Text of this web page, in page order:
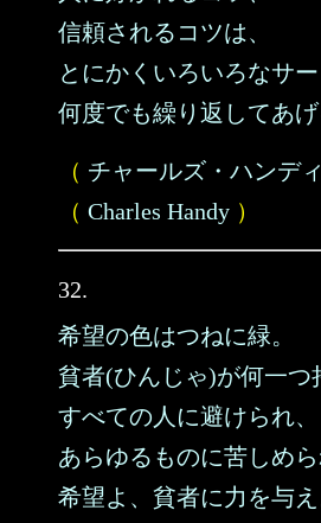
信頼されるコツは、
とにかくいろいろなサー
何度でも繰り返してあげ
（ チャールズ・ハンディ
（ Charles Handy ）
32.
希望の色はつねに緑。
貧者(ひんじゃ)が何一つ
すべての人に避けられ、
あらゆるものに苦しめら
希望よ、貧者に力を与え